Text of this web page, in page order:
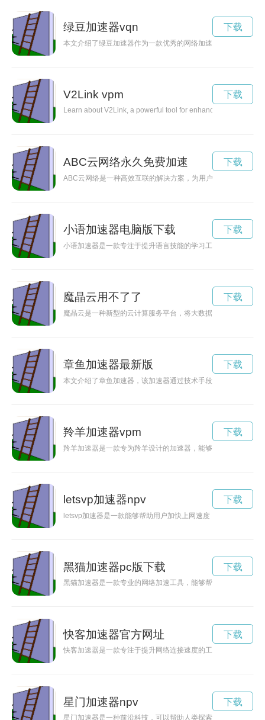
绿豆加速器vqn
本文介绍了绿豆加速器作为一款优秀的网络加速软件，能够有
下载
V2Link vpm
Learn about V2Link, a powerful tool for enhancing your
下载
ABC云网络永久免费加速
ABC云网络是一种高效互联的解决方案，为用户提供了便捷、
下载
小语加速器电脑版下载
小语加速器是一款专注于提升语言技能的学习工具，通过多种
下载
魔晶云用不了了
魔晶云是一种新型的云计算服务平台，将大数据、人工智能、
下载
章鱼加速器最新版
本文介绍了章鱼加速器，该加速器通过技术手段提供高效、稳
下载
羚羊加速器vpm
羚羊加速器是一款专为羚羊设计的加速器，能够显著提高羚羊
下载
letsvp加速器npv
letsvp加速器是一款能够帮助用户加快上网速度，提高网络连
下载
黑猫加速器pc版下载
黑猫加速器是一款专业的网络加速工具，能够帮助用户解决网
下载
快客加速器官方网址
快客加速器是一款专注于提升网络连接速度的工具，能够有效
下载
星门加速器npv
星门加速器是一种前沿科技，可以帮助人类探索未知世界。本
下载